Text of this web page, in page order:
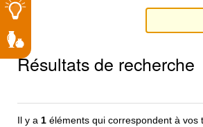
Résultats de recherche
Il y a1 éléments qui correspondent à vos